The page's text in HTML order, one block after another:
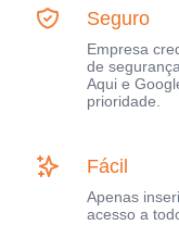
Seguro
Empresa
de
Aqui e
prioridade.
Fácil
Apenas
acesso a